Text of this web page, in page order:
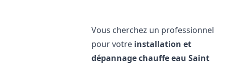
Vous cherchez un professionnel
pour votre installation et
dépannage chauffe eau Saint